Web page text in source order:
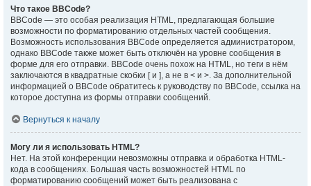
Что такое BBCode?
BBCode — это особая реализация HTML, предлагающая большие
возможности по форматированию отдельных частей сообщения.
Возможность использования BBCode определяется администратором,
однако BBCode также может быть отключён на уровне сообщения в
форме для его отправки. BBCode очень похож на HTML, но теги в нём
заключаются в квадратные скобки [ и ], а не в < и >. За дополнительной
информацией о BBCode обратитесь к руководству по BBCode, ссылка на
которое доступна из формы отправки сообщений.
Вернуться к началу
Могу ли я использовать HTML?
Нет. На этой конференции невозможны отправка и обработка HTML-
кода в сообщениях. Большая часть возможностей HTML по
форматированию сообщений может быть реализована с